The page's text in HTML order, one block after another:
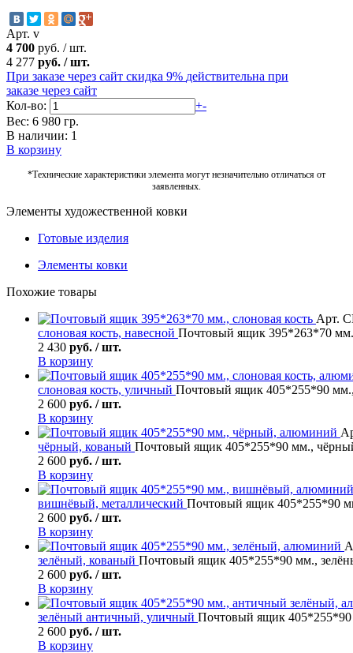
Арт. v
4 700 руб. /шт.
4 277 руб. /шт.
При заказе через сайт скидка 9% действительна при
заказе через сайт
Кол-во:
+-
Вес: 6 980 гр.
В наличии: 1
В корзину
*Технические характеристики элемента могут незначительно отличаться от
заявленных.
Элементы художественной ковки
Готовые изделия
Элементы ковки
Похожие товары
Арт.
слоновая кость, навесной Почтовый ящик 395*263*70 мм.,
2 430 руб. / шт.
В корзину
слоновая кость, уличный Почтовый ящик 405*255*90
2 600 руб. / шт.
В корзину
чёрный, кованый Почтовый ящик 405*255*90 мм.,
2 600 руб. / шт.
В корзину
вишнёвый, металлический Почтовый ящик 405*255*90
2 600 руб. / шт.
В корзину
зелёный, кованый Почтовый ящик 405*255*90 мм.,
2 600 руб. / шт.
В корзину
зелёный античный, уличный Почтовый ящик
2 600 руб. / шт.
В корзину